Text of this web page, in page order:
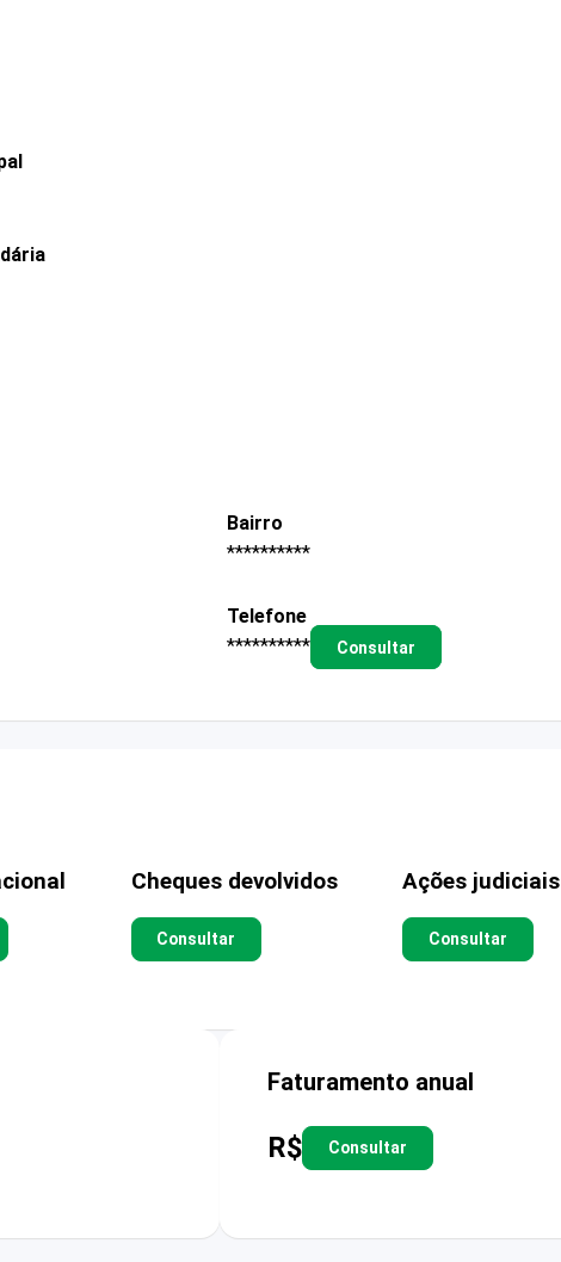
Bairro
**********
Telefone
**********
Consultar
Cheques devolvidos
Consultar
Ações judiciais
Consultar
Faturamento anual
R$ Consultar